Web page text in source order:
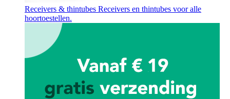
Receivers & thintubes Receivers en thintubes voor alle
hoortoestellen.